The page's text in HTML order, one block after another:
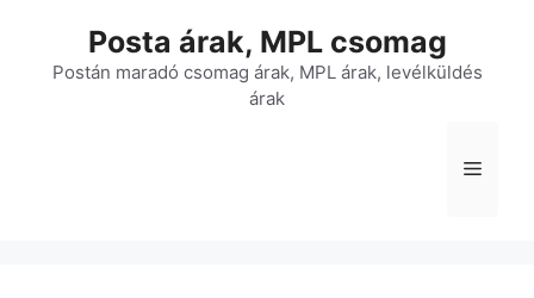
tartalomba
Posta árak, MPL csomag
Postán maradó csomag árak, MPL árak, levélküldés
árak
Menü